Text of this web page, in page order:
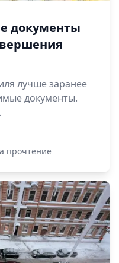
документы
лучше заранее
документы.
прочтение